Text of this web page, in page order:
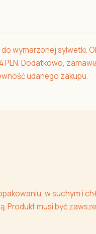
wymarzonej sylwetki.
Dodatkowo,
udanego zakupu.
w suchym i
Produkt musi być